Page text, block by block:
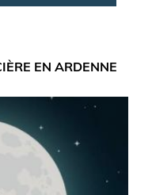
EN ARDENNE